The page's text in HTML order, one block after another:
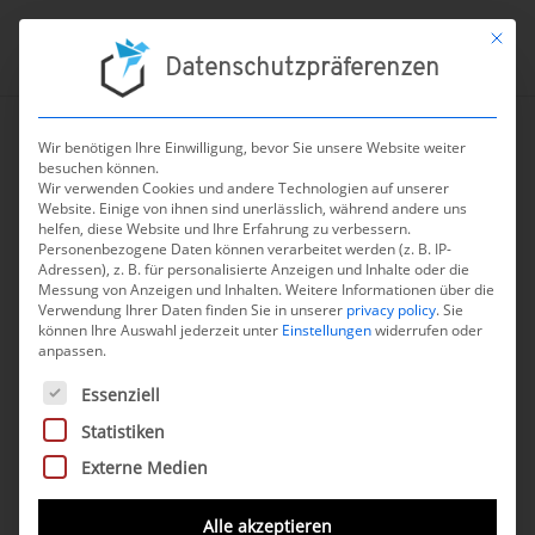
chevron_leftZURÜCK
Beschreibung
Die Endo-App ist ein digitales Medizinprodukt zur
Mit
Datenschutzpräferenzen
Wir benötigen Ihre Einwilligung, bevor Sie unsere Website weiter
besuchen können.
Wir verwenden Cookies und andere Technologien auf unserer
Website. Einige von ihnen sind unerlässlich, während andere uns
helfen, diese Website und Ihre Erfahrung zu verbessern.
Personenbezogene Daten können verarbeitet werden (z. B. IP-
Adressen), z. B. für personalisierte Anzeigen und Inhalte oder die
Messung von Anzeigen und Inhalten.Weitere Informationen über die
Verwendung Ihrer Daten finden Sie in unserer privacy policy.Sie
können Ihre Auswahl jederzeit unter Einstellungenwiderrufen oder
anpassen.
Es folgt eine Liste der Service-Gruppen, für die eine
Essenziell
Statistiken
Externe Medien
Alle akzeptieren